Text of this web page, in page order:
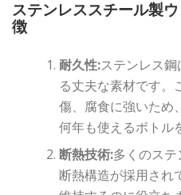
ステンレススチール製
徴
耐久性:ステンレス
る丈夫な素材です。
傷、腐食に強いため
何年も使えるボトル
断熱技術:多くのス
断熱構造が採用され